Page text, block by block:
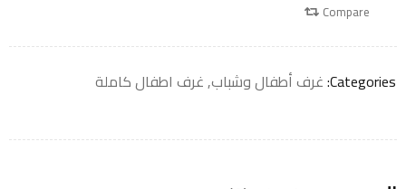
Compare
Categories: غرف أطفال وشباب,غرف اطفال كاملة